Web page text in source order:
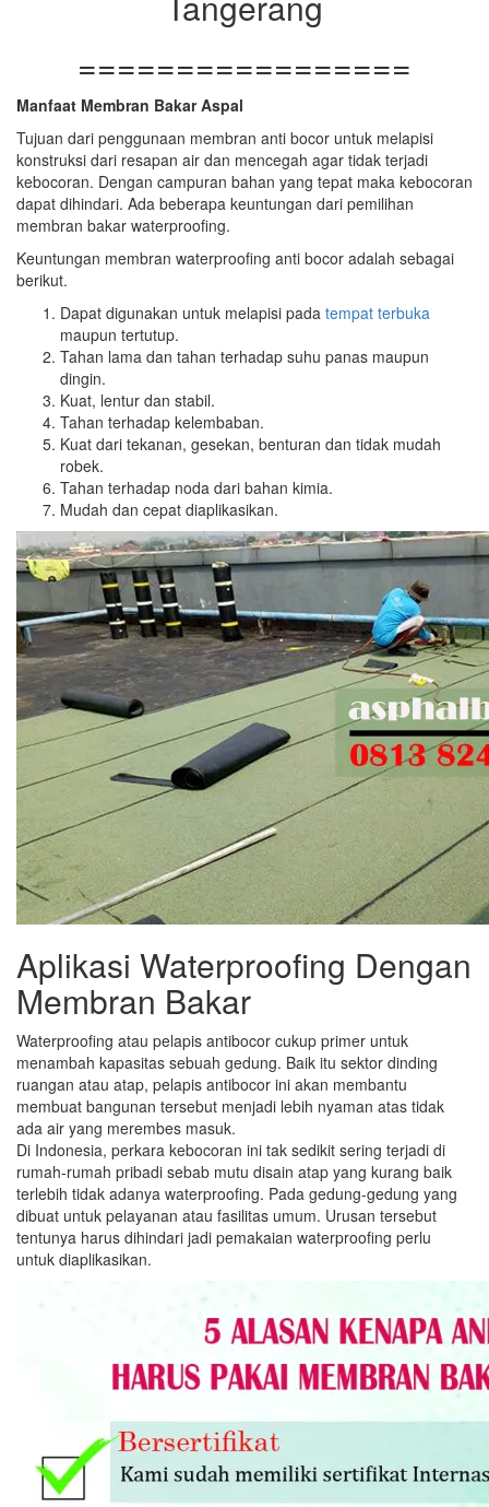
=================
Manfaat Membran Bakar Aspal
Tujuan dari penggunaan membran anti bocor untuk melapisi
konstruksi dari resapan air dan mencegah agar tidak terjadi
kebocoran. Dengan campuran bahan yang tepat maka kebocoran
dapat dihindari. Ada beberapa keuntungan dari pemilihan
membran bakar waterproofing.
Keuntungan membran waterproofing anti bocor adalah sebagai
berikut.
Dapat digunakan untuk melapisi pada tempat terbuka
maupun tertutup.
Tahan lama dan tahan terhadap suhu panas maupun
dingin.
Kuat, lentur dan stabil.
Tahan terhadap kelembaban.
Kuat dari tekanan, gesekan, benturan dan tidak mudah
robek.
Tahan terhadap noda dari bahan kimia.
Mudah dan cepat diaplikasikan.
Aplikasi Waterproofing Dengan
Membran Bakar
Waterproofing atau pelapis antibocor cukup primer untuk
menambah kapasitas sebuah gedung. Baik itu sektor dinding
ruangan atau atap, pelapis antibocor ini akan membantu
membuat bangunan tersebut menjadi lebih nyaman atas tidak
ada air yang merembes masuk.
Di Indonesia, perkara kebocoran ini tak sedikit sering terjadi di
rumah-rumah pribadi sebab mutu disain atap yang kurang baik
terlebih tidak adanya waterproofing. Pada gedung-gedung yang
dibuat untuk pelayanan atau fasilitas umum. Urusan tersebut
tentunya harus dihindari jadi pemakaian waterproofing perlu
untuk diaplikasikan.